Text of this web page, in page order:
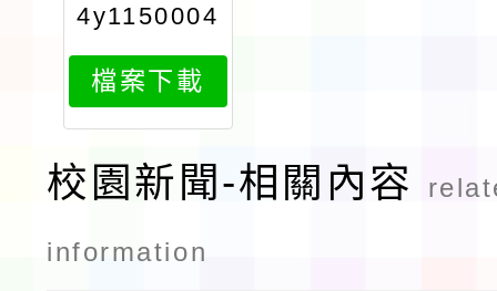
4y1150004
1081attac
h1
檔案下載
校園新聞-相關內容
information